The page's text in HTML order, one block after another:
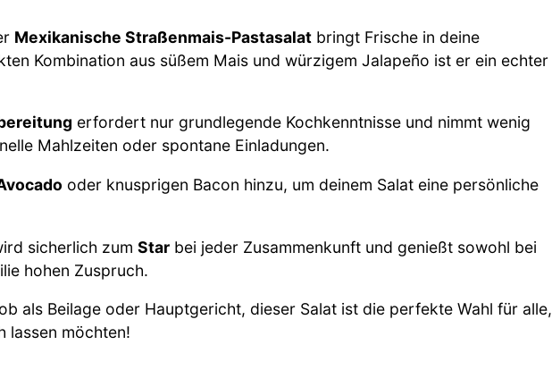
Mexikanische Straßenmais-Pastasalat bringt Frische in deine
Kombination aus süßem Mais und würzigem Jalapeño ist er ein echter
erfordert nur grundlegende Kochkenntnisse und nimmt wenig
Mahlzeiten oder spontane Einladungen.
oder knusprigen Bacon hinzu, um deinem Salat eine persönliche
sicherlich zum Star bei jeder Zusammenkunft und genießt sowohl bei
hohen Zuspruch.
als Beilage oder Hauptgericht, dieser Salat ist die perfekte Wahl für alle,
lassen möchten!